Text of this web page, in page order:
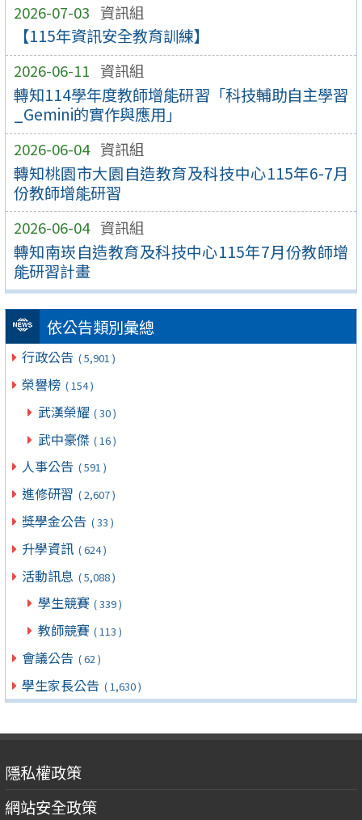
2026-07-03 資訊組
【115年資訊安全教育訓練】
2026-06-11 資訊組
轉知114學年度教師增能研習「科技輔助自主學習
_Gemini的實作與應用」
2026-06-04 資訊組
轉知桃園市大園自造教育及科技中心115年6-7月
份教師增能研習
2026-06-04 資訊組
轉知南崁自造教育及科技中心115年7月份教師增
能研習計畫
依公告類別彙總
行政公告 ( 5,901 )
榮譽榜 ( 154 )
武漢榮耀 ( 30 )
武中豪傑 ( 16 )
人事公告 ( 591 )
進修研習 ( 2,607 )
獎學金公告 ( 33 )
升學資訊 ( 624 )
活動訊息 ( 5,088 )
學生競賽 ( 339 )
教師競賽 ( 113 )
會議公告 ( 62 )
學生家長公告 ( 1,630 )
隱私權政策
網站安全政策